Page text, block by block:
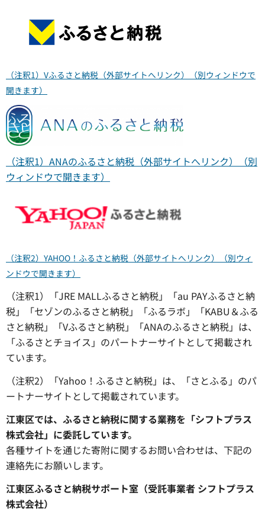
（注釈1）Vふるさと納税（外部サイトへリンク）（別ウィンドウで
開きます）
（注釈1）ANAのふるさと納税（外部サイトへリンク）（別
ウィンドウで開きます）
（注釈2）YAHOO！ふるさと納税（外部サイトへリンク）（別ウィ
ンドウで開きます）
（注釈1）「JRE MALLふるさと納税」「au PAYふるさと納
税」「セゾンのふるさと納税」「ふるラボ」「KABU＆ふる
さと納税」「Vふるさと納税」「ANAのふるさと納税」は、
「ふるさとチョイス」のパートナーサイトとして掲載され
ています。
（注釈2）「Yahoo！ふるさと納税」は、「さとふる」のパ
ートナーサイトとして掲載されています。
江東区では、ふるさと納税に関する業務を「シフトプラス
株式会社」に委託しています。
各種サイトを通じた寄附に関するお問い合わせは、下記の
連絡先にお願いします。
江東区ふるさと納税サポート室（受託事業者 シフトプラス
株式会社）